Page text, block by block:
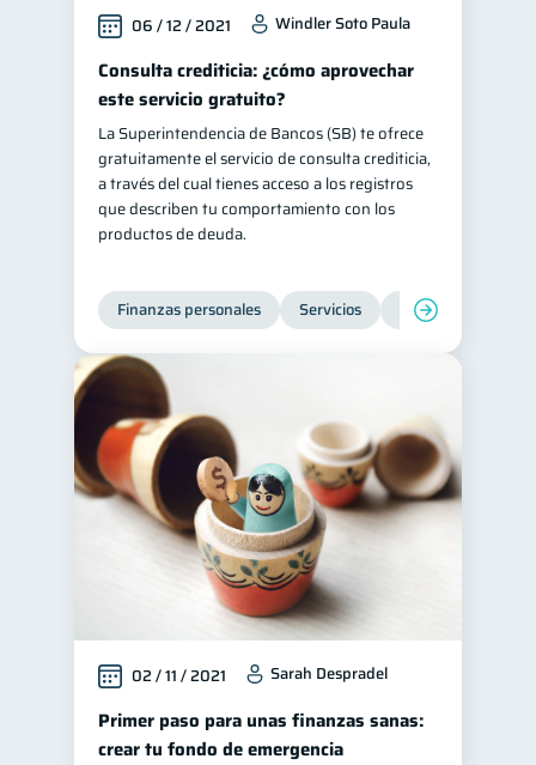
06 / 12 / 2021 Windler Soto Paula
Consulta crediticia: ¿cómo aprovechar
este servicio gratuito?
La Superintendencia de Bancos (SB) te ofrece
gratuitamente el servicio de consulta crediticia,
a través del cual tienes acceso a los registros
que describen tu comportamiento con los
productos de deuda.
Finanzas personales Servicios Inclusión financiera
02 / 11 / 2021 Sarah Despradel
Primer paso para unas finanzas sanas:
crear tu fondo de emergencia